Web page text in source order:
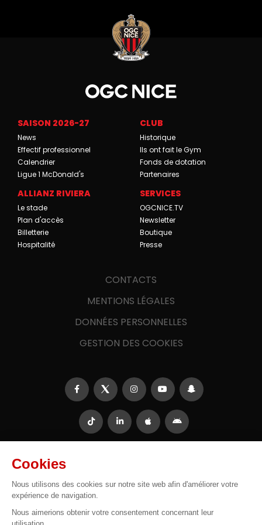
SAISON 2026-27
News
Effectif professionnel
Calendrier
Ligue 1 McDonald's
CLUB
Historique
Ils ont fait le Gym
Fonds de dotation
Partenaires
ALLIANZ RIVIERA
Le stade
Plan d'accès
Billetterie
Hospitalité
SERVICES
OGCNICE.TV
Newsletter
Boutique
Presse
CONTACTS
MENTIONS LÉGALES
DONNÉES PERSONNELLES
GESTION DES COOKIES